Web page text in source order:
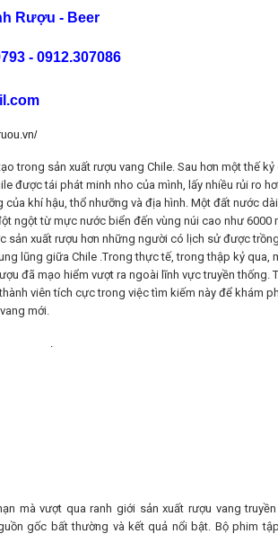
ICEWINE
PHI
ĐÀO NHA
GIÁ CỰC RẺ
Rượu - Beer
- 0912.307086
trong sản xuất rượu vang Chile. Sau hơn một thế kỷ
được tái phát minh nho của mình, lấy nhiều rủi ro
khí hậu, thổ nhưỡng và địa hình. Một đất nước
ngột từ mực nước biển đến vùng núi cao như 6000
sản xuất rượu hơn những người có lịch sử được
lũng giữa Chile .Trong thực tế, trong thập kỷ qua,
đã mạo hiểm vượt ra ngoài lĩnh vực truyền thống.
viên tích cực trong việc tìm kiếm này để khám
mới.
mà vượt qua ranh giới sản xuất rượu vang
gốc bất thường và kết quả nổi bật. Bộ phim